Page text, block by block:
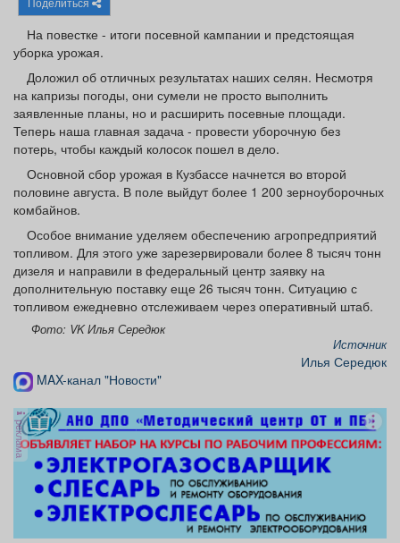
Товары Поздравления
ТВ программа Я - пенсионер
На повестке - итоги посевной кампании и предстоящая
уборка урожая.
Доложил об отличных результатах наших селян. Несмотря
на капризы погоды, они сумели не просто выполнить
заявленные планы, но и расширить посевные площади.
Теперь наша главная задача - провести уборочную без
потерь, чтобы каждый колосок пошел в дело.
Основной сбор урожая в Кузбассе начнется во второй
половине августа. В поле выйдут более 1 200 зерноуборочных
комбайнов.
Особое внимание уделяем обеспечению агропредприятий
топливом. Для этого уже зарезервировали более 8 тысяч тонн
дизеля и направили в федеральный центр заявку на
дополнительную поставку еще 26 тысяч тонн. Ситуацию с
топливом ежедневно отслеживаем через оперативный штаб.
Фото: VK Илья Середюк
Источник
Илья Середюк
MAX-канал "Новости"
реклама